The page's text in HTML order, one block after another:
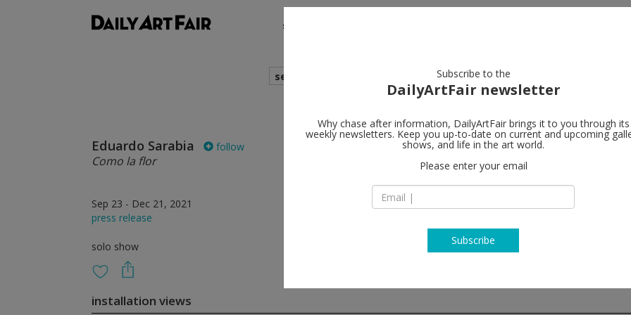
shows
search
Eduardo Sarabia follow
Como la flor
Sep 23 - Dec 21, 2021
press release
solo show
Galería
28010 Madrid
T 34 91 319 50 48
installation views
Subscribe to the
DailyArtFair newsletter
Why chase after information, DailyArtFair brings it to you through its
weekly newsletters. Keep you up-to-date on current and upcoming
shows, and life in the art world.
Please enter your email
Subscribe